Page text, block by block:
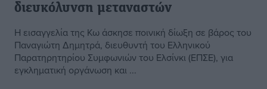
διευκόλυνση μεταναστών
Η εισαγγελία της Κω άσκησε ποινική δίωξη σε βάρος του
Παναγιώτη Δημητρά, διευθυντή του Ελληνικού
Παρατηρητηρίου Συμφωνιών του Ελσίνκι (ΕΠΣΕ), για
εγκληματική οργάνωση και ...